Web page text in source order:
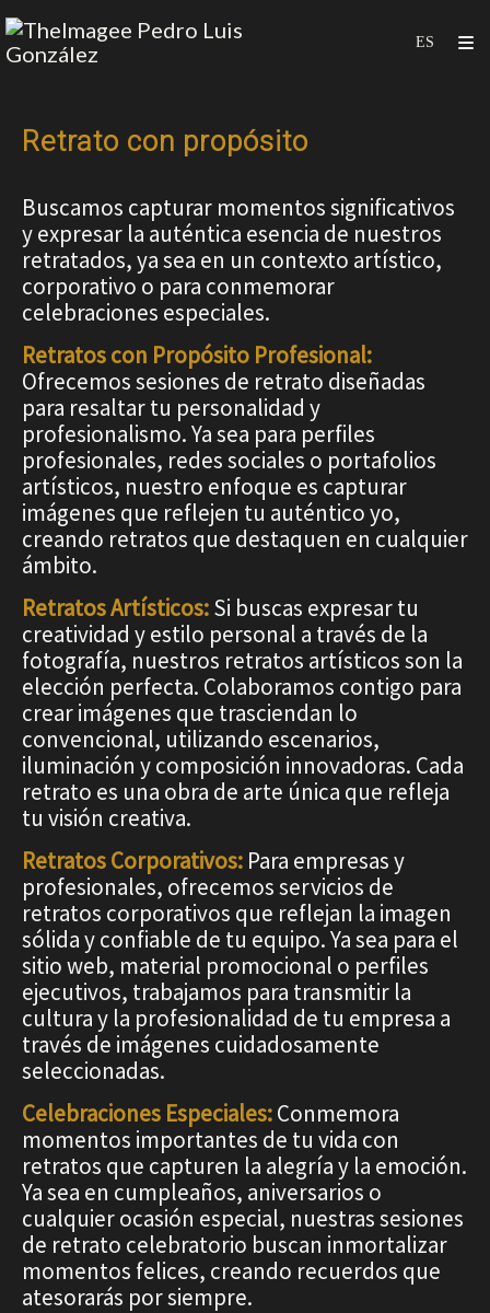
Retrato con propósito
Buscamos capturar momentos significativos
y expresar la auténtica esencia de nuestros
retratados, ya sea en un contexto artístico,
corporativo o para conmemorar
celebraciones especiales.
Retratos con Propósito Profesional:
Ofrecemos sesiones de retrato diseñadas
para resaltar tu personalidad y
profesionalismo. Ya sea para perfiles
profesionales, redes sociales o portafolios
artísticos, nuestro enfoque es capturar
imágenes que reflejen tu auténtico yo,
creando retratos que destaquen en cualquier
ámbito.
Retratos Artísticos:Si buscas expresar tu
creatividad y estilo personal a través de la
fotografía, nuestros retratos artísticos son la
elección perfecta. Colaboramos contigo para
crear imágenes que trasciendan lo
convencional, utilizando escenarios,
iluminación y composición innovadoras. Cada
retrato es una obra de arte única que refleja
tu visión creativa.
Retratos Corporativos: Para empresas y
profesionales, ofrecemos servicios de
retratos corporativos que reflejan la imagen
sólida y confiable de tu equipo. Ya sea para el
sitio web, material promocional o perfiles
ejecutivos, trabajamos para transmitir la
cultura y la profesionalidad de tu empresa a
través de imágenes cuidadosamente
seleccionadas.
Celebraciones Especiales:Conmemora
momentos importantes de tu vida con
retratos que capturen la alegría y la emoción.
Ya sea en cumpleaños, aniversarios o
cualquier ocasión especial, nuestras sesiones
de retrato celebratorio buscan inmortalizar
momentos felices, creando recuerdos que
atesorarás por siempre.